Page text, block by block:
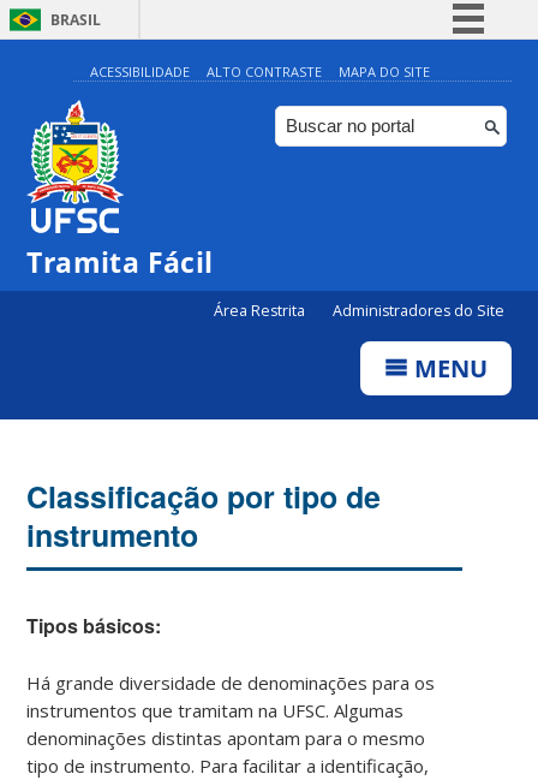
BRASIL
Simplifique!
Comunica BR
Participe
ACESSIBILIDADE ALTO CONTRASTE MAPA DO SITE
Tramita Fácil
Área Restrita Administradores do Site
MENU
Classificação por tipo de
instrumento
Tipos básicos:
Há grande diversidade de denominações para os
instrumentos que tramitam na UFSC. Algumas
denominações distintas apontam para o mesmo
tipo de instrumento. Para facilitar a identificação,